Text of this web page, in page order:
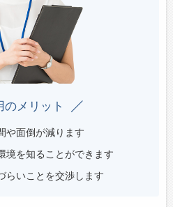
のメリット
や面倒が減ります
境を知ることができます
らいことを交渉します